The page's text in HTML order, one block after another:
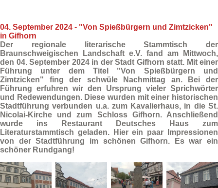
04. September 2024 - "Von Spießbürgern und Zimtzicken"
in Gifhorn
Der regionale literarische Stammtisch der
Braunschweigischen Landschaft e.V. fand am Mittwoch,
den 04. September 2024in der Stadt Gifhorn statt. Mit einer
Führung unter dem Titel "Von Spießbürgern und
Zimtzicken" fing der schwüle Nachmittag an. Bei der
Führung erfuhren wir den Ursprung vieler Sprichwörter
und Redewendungen. Diese wurden mit einer historischen
Stadtführung verbunden u.a. zum Kavalierhaus, in dieSt.
Nicolai-Kirche und zum Schloss Gifhorn. Anschließend
wurde ins Restaurant Deutsches Haus zum
Literaturstammtisch geladen. Hier ein paar Impressionen
von der Stadtführung im schönen Gifhorn. Es war ein
schöner Rundgang!